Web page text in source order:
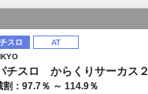
スロ
AT
チスロ からくりサーカス２
割：97.7％ ～ 114.9％